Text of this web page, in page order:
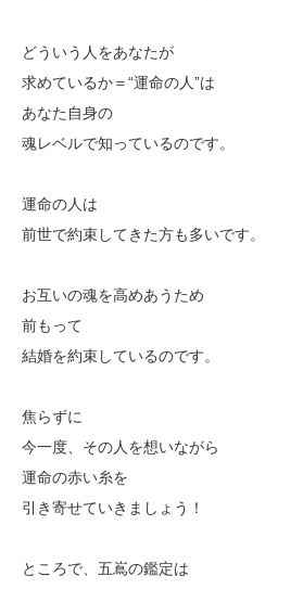
どういう人をあなたが
求めているか＝“運命の人”は
あなた自身の
魂レベルで知っているのです。
運命の人は
前世で約束してきた方も多いです。
お互いの魂を高めあうため
前もって
結婚を約束しているのです。
焦らずに
今一度、その人を想いながら
運命の赤い糸を
引き寄せていきましょう！
ところで、五嶌の鑑定は